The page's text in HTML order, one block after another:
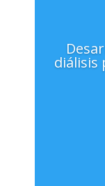
diálisis